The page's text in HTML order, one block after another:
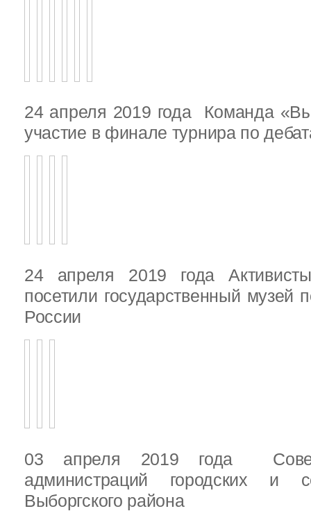
24 апреля 2019 года Команда
участие в финале турнира по
24 апреля 2019 года
посетили государственный музей
России
03 апреля 2019 года
администраций городских и
Выборгского района